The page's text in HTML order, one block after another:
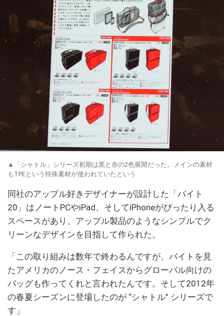
▲「シャトル」シリーズ初期は黒と赤の2色展開だった。メインの素材
もTPEという特殊素材が使われていたという
同社のアップル好きデザイナーが設計した「バイト
20」はノートPCやiPad、そしてiPhoneがぴったり入る
スペースがあり、アップル製品のようなシンプルでク
リーンなデザインを目指して作られた。
「この取り組みは数年で終わるんですが、バイトを見
たアメリカのノース・フェイスからグローバル向けの
バッグも作ってくれと言われたんです。そして2012年
の春夏シーズンに登場したのが “シャトル” シリーズで
す」